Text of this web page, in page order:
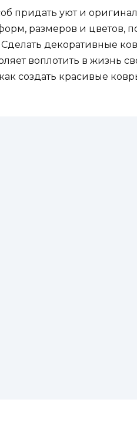
придать уют и
размеров и цветов,
декоративные
воплотить в жизнь
создать красивые